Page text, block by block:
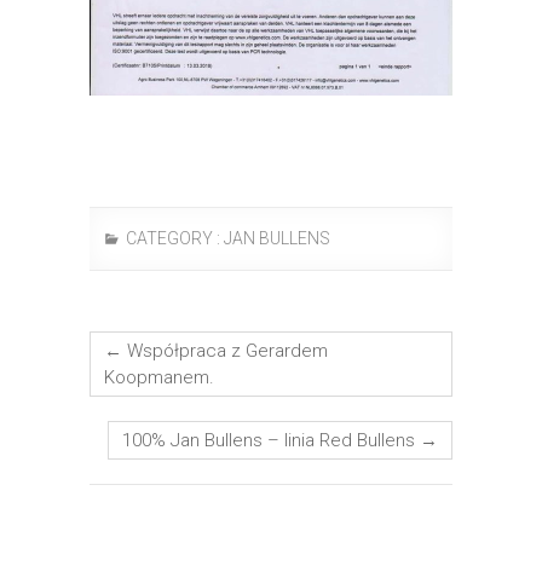
CATEGORY : JAN BULLENS
← Współpraca z Gerardem
Koopmanem.
100% Jan Bullens – linia Red Bullens →